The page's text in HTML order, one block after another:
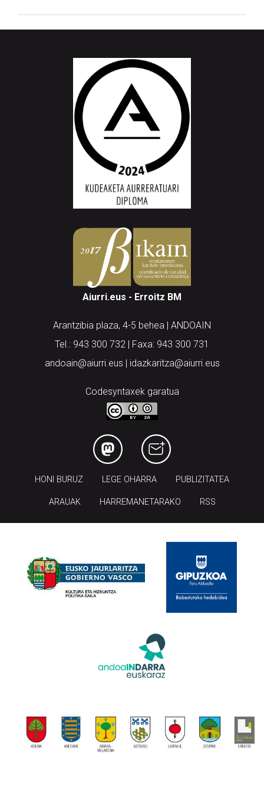
Aiurri.eus - Erroitz BM
Arantzibia plaza, 4-5 behea | ANDOAIN
Tel.: 943 300 732 | Faxa: 943 300 731
andoain@aiurri.eus | idazkaritza@aiurri.eus
Codesyntaxek garatua
HONI BURUZ LEGE OHARRA PUBLIZITATEA
ARAUAK HARREMANETARAKO RSS